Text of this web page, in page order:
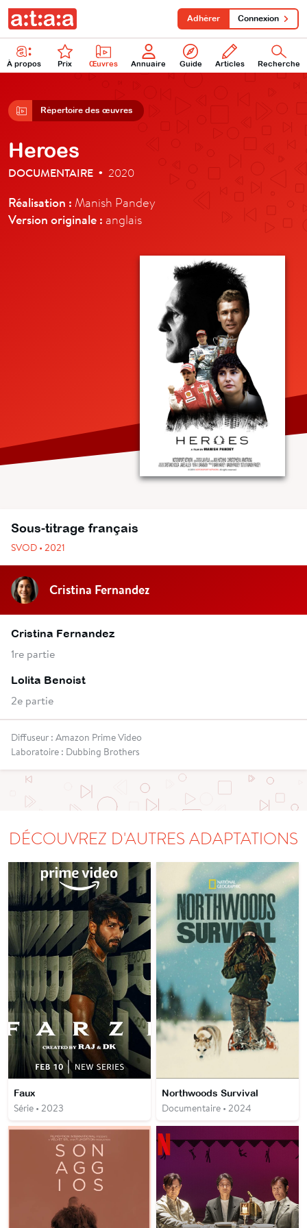
À propos Prix Œuvres Annuaire Guide Articles Recherche
Adhérer Connexion
Répertoire des œuvres
Heroes
DOCUMENTAIRE • 2020
Réalisation : Manish Pandey
Version originale : anglais
Sous-titrage français
SVOD • 2021
Cristina Fernandez
Cristina Fernandez
1re partie
Lolita Benoist
2e partie
Diffuseur : Amazon Prime Video
Laboratoire : Dubbing Brothers
DÉCOUVREZ D'AUTRES ADAPTATIONS
Faux
Série • 2023
Northwoods Survival
Documentaire • 2024